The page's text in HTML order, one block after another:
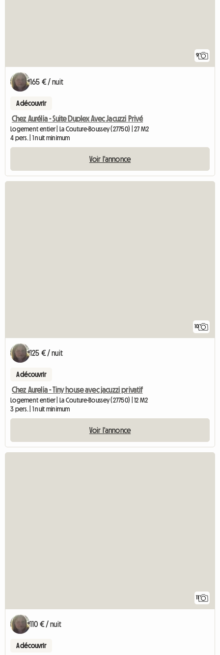
9
165 € / nuit
A découvrir
Chez Aurélia - Suite Duplex Avec Jacuzzi Privé
Logement entier | La Couture-Boussey (27750) | 27 M2
4 pers. | 1 nuit minimum
Voir l'annonce
10
125 € / nuit
A découvrir
Chez Aurelia - Tiny house avec jacuzzi privatif
Logement entier | La Couture-Boussey (27750) | 12 M2
3 pers. | 1 nuit minimum
Voir l'annonce
110 € / nuit
A découvrir